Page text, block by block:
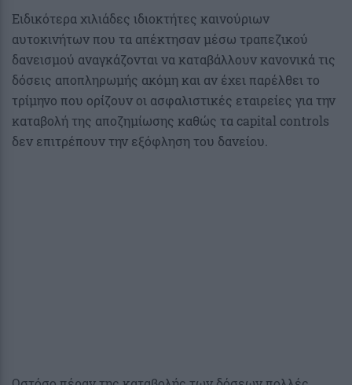
Ειδικότερα χιλιάδες ιδιοκτήτες καινούριων
αυτοκινήτων που τα απέκτησαν μέσω τραπεζικού
δανεισμού αναγκάζονται να καταβάλλουν κανονικά τις
δόσεις αποπληρωμής ακόμη και αν έχει παρέλθει το
τρίμηνο που ορίζουν οι ασφαλιστικές εταιρείες για την
καταβολή της αποζημίωσης καθώς τα capital controls
δεν επιτρέπουν την εξόφληση του δανείου.